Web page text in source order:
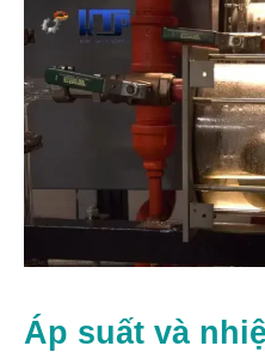
Áp suất và